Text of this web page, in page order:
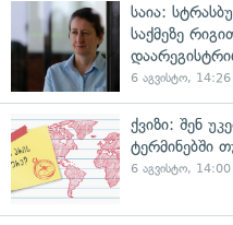
საია:
საქმეზე
6 აგვისტო, 14:26
ქვიზი: შენ
ტერმინებში
6 აგვისტო, 14:00